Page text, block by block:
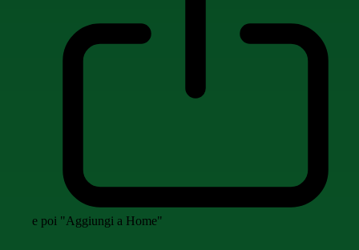
e poi "Aggiungi a Home"